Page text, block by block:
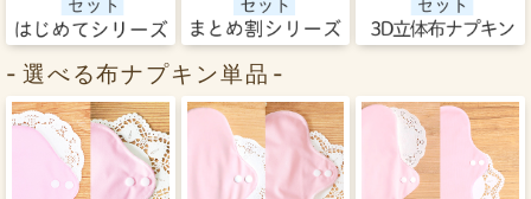
選べる布ナプキン単品